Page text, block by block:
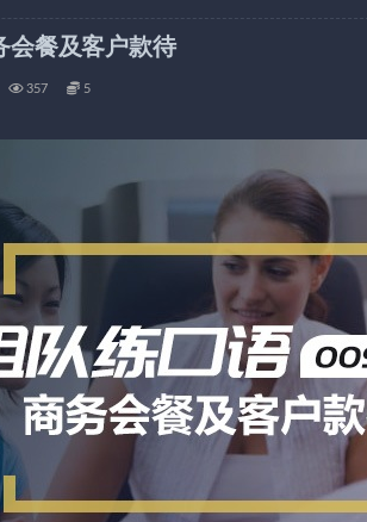
会餐及客户款待
357 5